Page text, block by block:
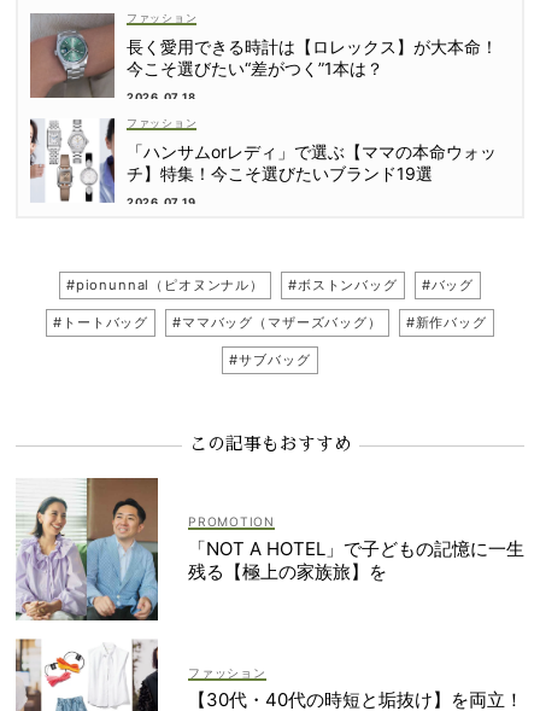
ファッション
長く愛用できる時計は【ロレックス】が大本命！
今こそ選びたい“差がつく”1本は？
2026.07.18
ファッション
「ハンサムorレディ」で選ぶ【ママの本命ウォッ
チ】特集！今こそ選びたいブランド19選
2026.07.19
#pionunnal（ピオヌンナル） #ボストンバッグ #バッグ
#トートバッグ #ママバッグ（マザーズバッグ） #新作バッグ
#サブバッグ
この記事もおすすめ
「NOT A HOTEL」で子どもの記憶に一生
残る【極上の家族旅】を
ファッション
【30代・40代の時短と垢抜け】を両立！